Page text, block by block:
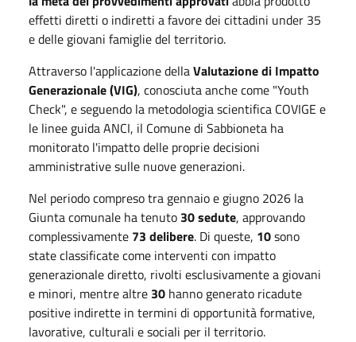
effetti diretti o indiretti a favore dei cittadini under 35
e delle giovani famiglie del territorio.
Attraverso l'applicazione dellaValutazione di Impatto
Generazionale (VIG), conosciuta anche come "Youth
Check", e seguendo la metodologia scientifica COVIGE e
le linee guida ANCI, il Comune di Sabbioneta ha
monitorato l'impatto delle proprie decisioni
amministrative sulle nuove generazioni.
Nel periodo compreso tra gennaio e giugno 2026 la
Giunta comunale ha tenuto 30 sedute, approvando
complessivamente 73 delibere. Di queste, 10sono
state classificate come interventi con impatto
generazionale diretto, rivolti esclusivamente a giovani
e minori, mentre altre 30 hanno generato ricadute
positive indirette in termini di opportunità formative,
lavorative, culturali e sociali per il territorio.